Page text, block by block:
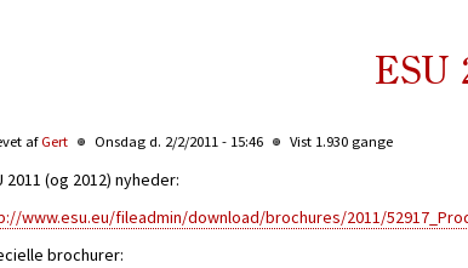
ESU
af Gert Onsdag d. 2/2/2011 - 15:46 Vist 1.930 gange
2011 (og 2012) nyheder:
www.esu.eu/fileadmin/download/brochures/2011/
brochurer: